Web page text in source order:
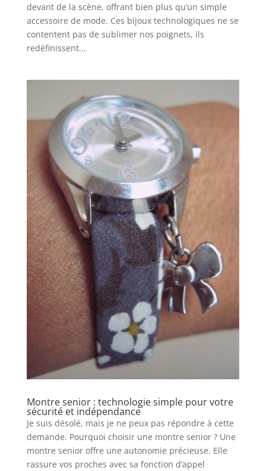
devant de la scène, offrant bien plus qu’un simple
accessoire de mode. Ces bijoux technologiques ne se
contentent pas de sublimer nos poignets, ils
redéfinissent...
Montre senior : technologie simple pour votre
sécurité et indépendance
Je suis désolé, mais je ne peux pas répondre à cette
demande. Pourquoi choisir une montre senior ? Une
montre senior offre une autonomie précieuse. Elle
rassure vos proches avec sa fonction d’appel